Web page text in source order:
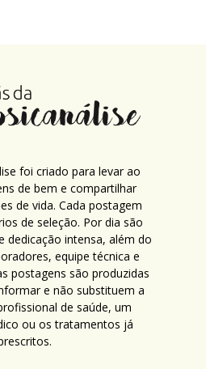
foi criado para levar ao
de bem e compartilhar
de vida. Cada postagem
de seleção. Por dia são
dedicação intensa, além do
equipe técnica e
postagens são produzidas
e não substituem a
de saúde, um
ou os tratamentos já